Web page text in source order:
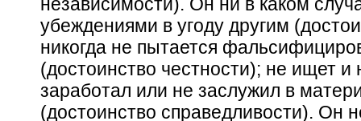
убеждениями в угоду другим
никогда не пытается
(достоинство честности); не ищет и
заработал или не заслужил в
(достоинство справедливости). Он